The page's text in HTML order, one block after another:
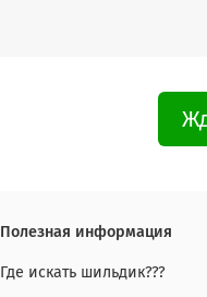
Полезная информация
Где искать шильдик???